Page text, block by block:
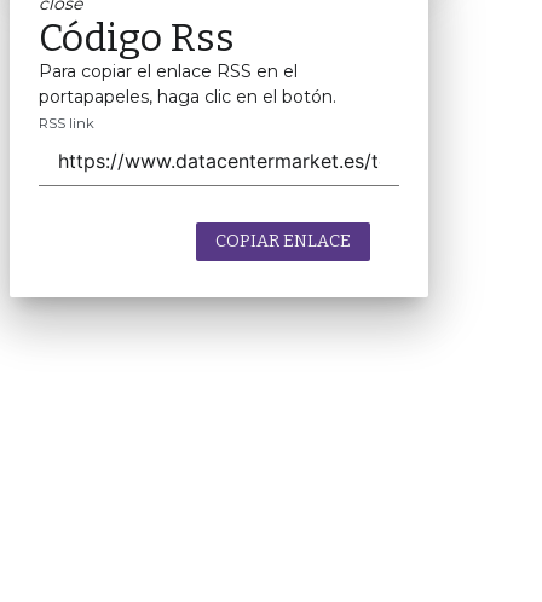
Código Rss
Para copiar el enlace RSS en el
portapapeles, haga clic en el botón.
RSS link
COPIAR ENLACE